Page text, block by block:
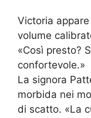
Victoria
volume
«Così presto?
confortevole.»
La signora
morbida nei
di scatto. «La